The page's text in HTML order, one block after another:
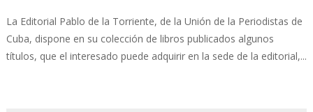
La Editorial Pablo de la Torriente, de la Unión de la Periodistas de
Cuba, dispone en su colección de libros publicados algunos
títulos, que el interesado puede adquirir en la sede de la editorial,...